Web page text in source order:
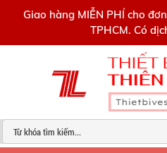
Giao hàng MIỄN PHÍ cho
TPHCM. Có
0909445903